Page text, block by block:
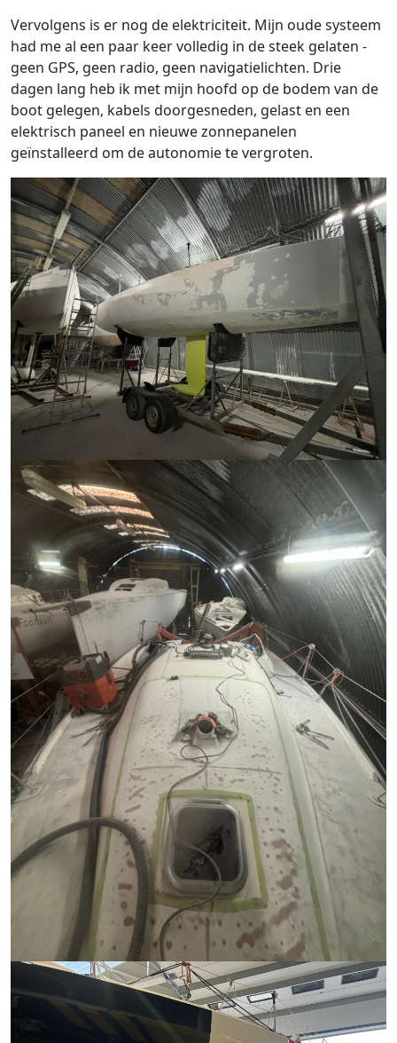
Vervolgens is er nog de elektriciteit. Mijn oude systeem
had me al een paar keer volledig in de steek gelaten -
geen GPS, geen radio, geen navigatielichten. Drie
dagen lang heb ik met mijn hoofd op de bodem van de
boot gelegen, kabels doorgesneden, gelast en een
elektrisch paneel en nieuwe zonnepanelen
geïnstalleerd om de autonomie te vergroten.